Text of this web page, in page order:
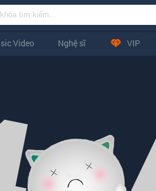
Video Nghệ sĩ VIP